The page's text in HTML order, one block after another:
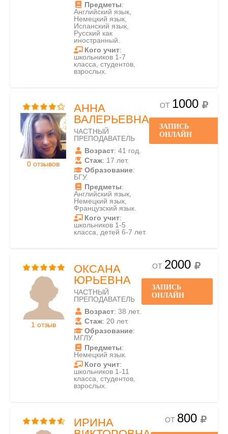
Предметы:
Английский язык,
Немецкий язык,
Испанский язык,
Русский как
иностранный.
Кого учит:
школьников 1-7
класса, студентов,
взрослых.
0 отзывов
АННА
ВАЛЕРЬЕВНА
ЧАСТНЫЙ
ПРЕПОДАВАТЕЛЬ
Возраст: 41 год.
Стаж: 17 лет.
Образование:
БГУ.
Предметы:
Английский язык,
Немецкий язык,
Французский язык.
Кого учит:
школьников 1-5
класса, детей 6-7 лет.
ОТ 1000
ЗАПИСЬ
ОНЛАЙН
1 отзыв
ОКСАНА
ЮРЬЕВНА
ЧАСТНЫЙ
ПРЕПОДАВАТЕЛЬ
Возраст: 38 лет.
Стаж: 20 лет.
Образование:
МГЛУ.
Предметы:
Немецкий язык.
Кого учит:
школьников 1-11
класса, студентов,
взрослых.
ОТ 2000
ЗАПИСЬ
ОНЛАЙН
ИРИНА
ОТ 800